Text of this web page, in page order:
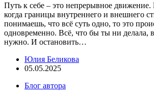
Путь к себе – это непрерывное
когда границы внутреннего и внешнего
понимаешь, что всё суть одно, то это
одновременно. Всё, что бы ты ни делала,
нужно. И остановить…
Юлия Беликова
05.05.2025
Блог автора